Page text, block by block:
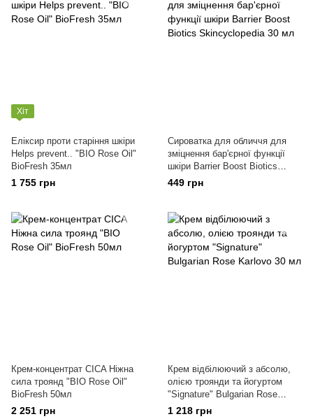
Хіт
Еліксир проти старіння шкіри
Helps prevent.. "BIO Rose Oil"
BioFresh 35мл
1 755 грн
Сироватка для обличчя для
зміцнення бар'єрної функції
шкіри Barrier Boost Biotics
Skincyclopedia 30 мл
449 грн
Крем-концентрат CICA Ніжна
сила троянд "BIO Rose Oil"
BioFresh 50мл
2 251 грн
Крем відбілюючий з абсолю,
олією троянди та йогуртом
"Signature" Bulgarian Rose
Karlovo 30 мл
1 218 грн